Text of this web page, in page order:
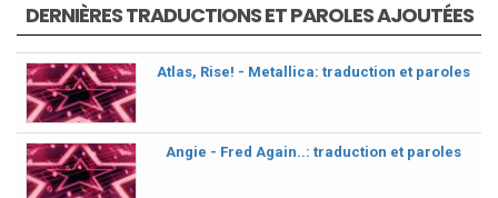
DERNIÈRES TRADUCTIONS ET PAROLES AJOUTÉES
Atlas, Rise! - Metallica: traduction et paroles
Angie - Fred Again..: traduction et paroles